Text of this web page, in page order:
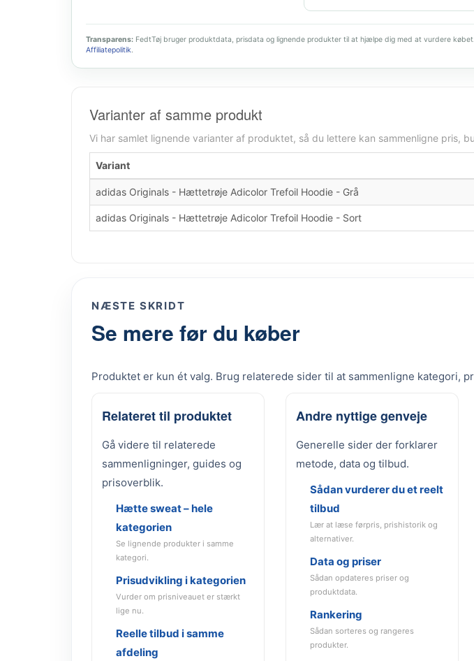
Transparens: FedtTøj bruger produktdata, prisdata og lignende produkter til at hjælpe dig med at vurdere
Affiliatepolitik.
Varianter af samme produkt
Vi har samlet lignende varianter af produktet, så du lettere kan sammenligne pris,
Variant
adidas Originals - Hættetrøje Adicolor Trefoil Hoodie - Grå
adidas Originals - Hættetrøje Adicolor Trefoil Hoodie - Sort
NÆSTE SKRIDT
Se mere før du køber
Produktet er kun ét valg. Brug relaterede sider til at sammenligne kategori,
Relateret til produktet
Gå videre til relaterede
sammenligninger, guides og
prisoverblik.
Hætte sweat – hele
kategorien
Se lignende produkter i samme
kategori.
Prisudvikling i kategorien
Vurder om prisniveauet er stærkt
lige nu.
Reelle tilbud i samme
afdeling
Andre nyttige genveje
Generelle sider der forklarer
metode, data og tilbud.
Sådan vurderer du et reelt
tilbud
Lær at læse førpris, prishistorik og
alternativer.
Data og priser
Sådan opdateres priser og
produktdata.
Rankering
Sådan sorteres og rangeres
produkter.